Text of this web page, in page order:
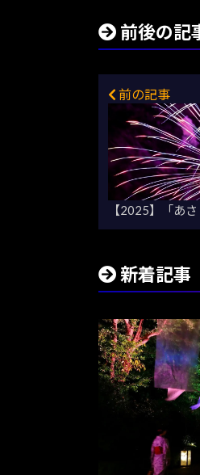
前後の記
前の記事
【2025】「あ
新着記事